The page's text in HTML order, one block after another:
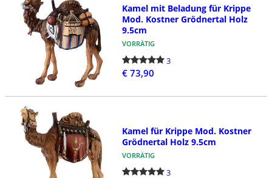
Kamel mit Beladung für Krippe
Mod. Kostner Grödnertal Holz
9.5cm
VORRÄTIG
3
€ 73,90
Kamel für Krippe Mod. Kostner
Grödnertal Holz 9.5cm
VORRÄTIG
3